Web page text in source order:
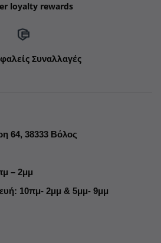
loyalty rewards
Συναλλαγές
64, 38333 Βόλος
– 2μμ
10πμ- 2μμ & 5μμ- 9μμ